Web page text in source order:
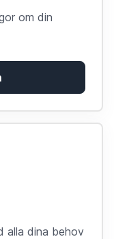
om din
alla dina behov